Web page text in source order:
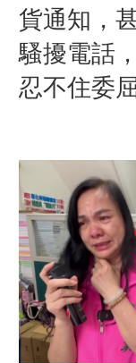
貨通知，
騷擾電話
忍不住委